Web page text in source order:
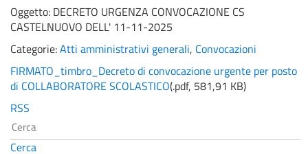
Oggetto: DECRETO URGENZA CONVOCAZIONE CS
CASTELNUOVO DELL' 11-11-2025
Categorie:Atti amministrativi generali, Convocazioni
FIRMATO_timbro_Decreto di convocazione urgente per posto
di COLLABORATORE SCOLASTICO(.pdf, 581,91 KB)
RSS
Cerca